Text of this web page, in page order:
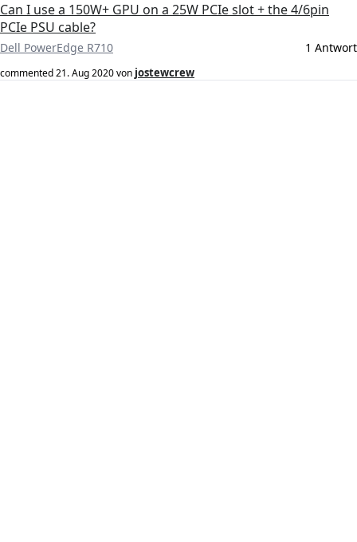
Can I use a 150W+ GPU on a 25W PCIe slot + the 4/6pin
PCIe PSU cable?
Dell PowerEdge R710 1 Antwort
commented21. Aug 2020von jostewcrew